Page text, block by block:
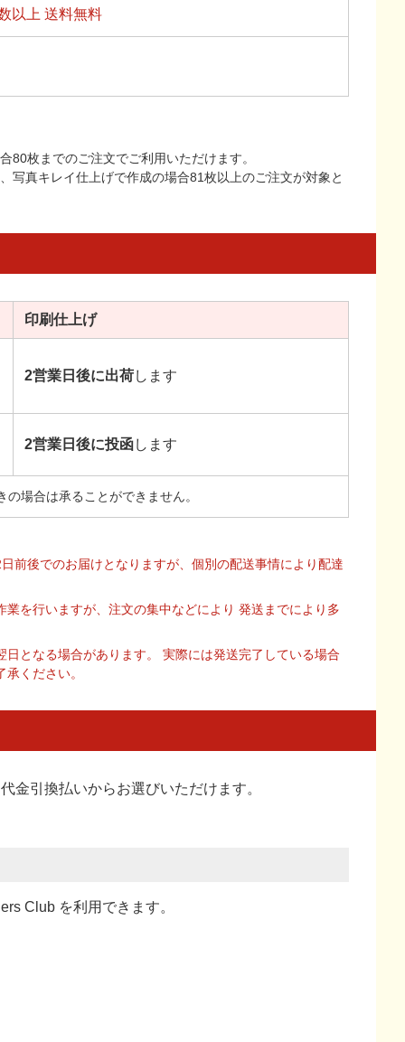
以上 送料無料
枚までのご注文でご利用いただけます。
写真キレイ仕上げで作成の場合81枚以上のご注文が対象と
印刷仕上げ
2営業日後に出荷します
2営業日後に投函します
場合は承ることができません。
前後でのお届けとなりますが、個別の配送事情により配達
を行いますが、注文の集中などにより 発送までにより多
となる場合があります。 実際には発送完了している場合
ください。
金引換払いからお選びいただけます。
Club を利用できます。